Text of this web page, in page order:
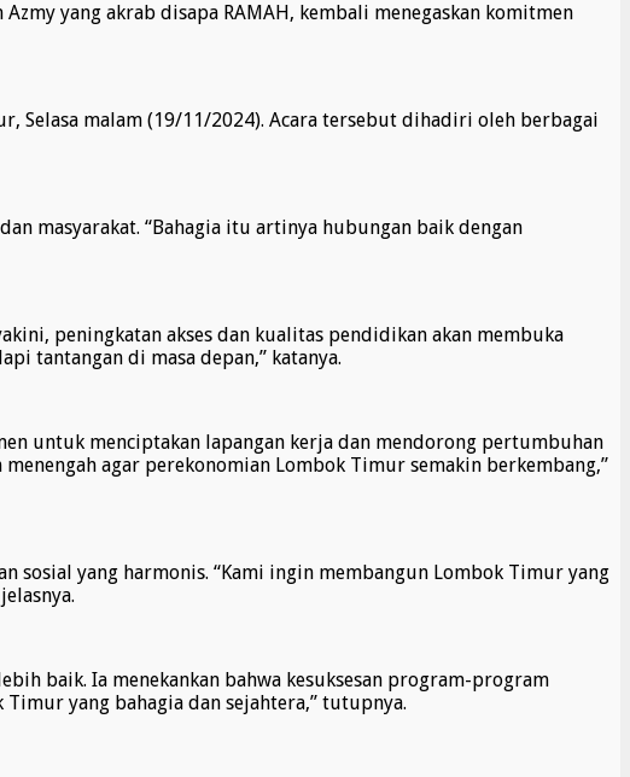
yang akrab disapa RAMAH, kembali menegaskan komitmen
Selasa malam (19/11/2024). Acara tersebut dihadiri oleh berbagai
masyarakat. “Bahagia itu artinya hubungan baik dengan
peningkatan akses dan kualitas pendidikan akan membuka
tantangan di masa depan,” katanya.
untuk menciptakan lapangan kerja dan mendorong pertumbuhan
agar perekonomian Lombok Timur semakin berkembang,”
sosial yang harmonis. “Kami ingin membangun Lombok Timur yang
baik. Ia menekankan bahwa kesuksesan program-program
yang bahagia dan sejahtera,” tutupnya.